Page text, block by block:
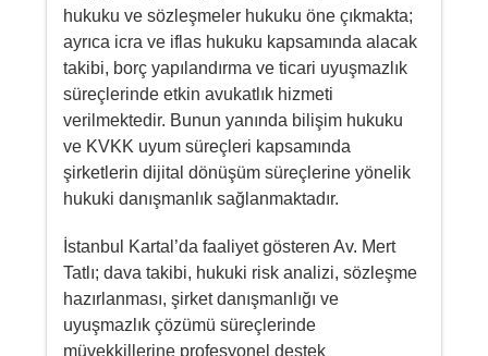
hukuku ve sözleşmeler hukuku öne çıkmakta;
ayrıca icra ve iflas hukuku kapsamında alacak
takibi, borç yapılandırma ve ticari uyuşmazlık
süreçlerinde etkin avukatlık hizmeti
verilmektedir. Bunun yanında bilişim hukuku
ve KVKK uyum süreçleri kapsamında
şirketlerin dijital dönüşüm süreçlerine yönelik
hukuki danışmanlık sağlanmaktadır.
İstanbul Kartal’da faaliyet gösteren Av. Mert
Tatlı; dava takibi, hukuki risk analizi, sözleşme
hazırlanması, şirket danışmanlığı ve
uyuşmazlık çözümü süreçlerinde
müvekkillerine profesyonel destek